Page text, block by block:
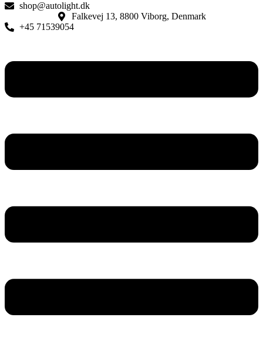
shop@autolight.dk
Falkevej 13, 8800 Viborg, Denmark
+45 71539054